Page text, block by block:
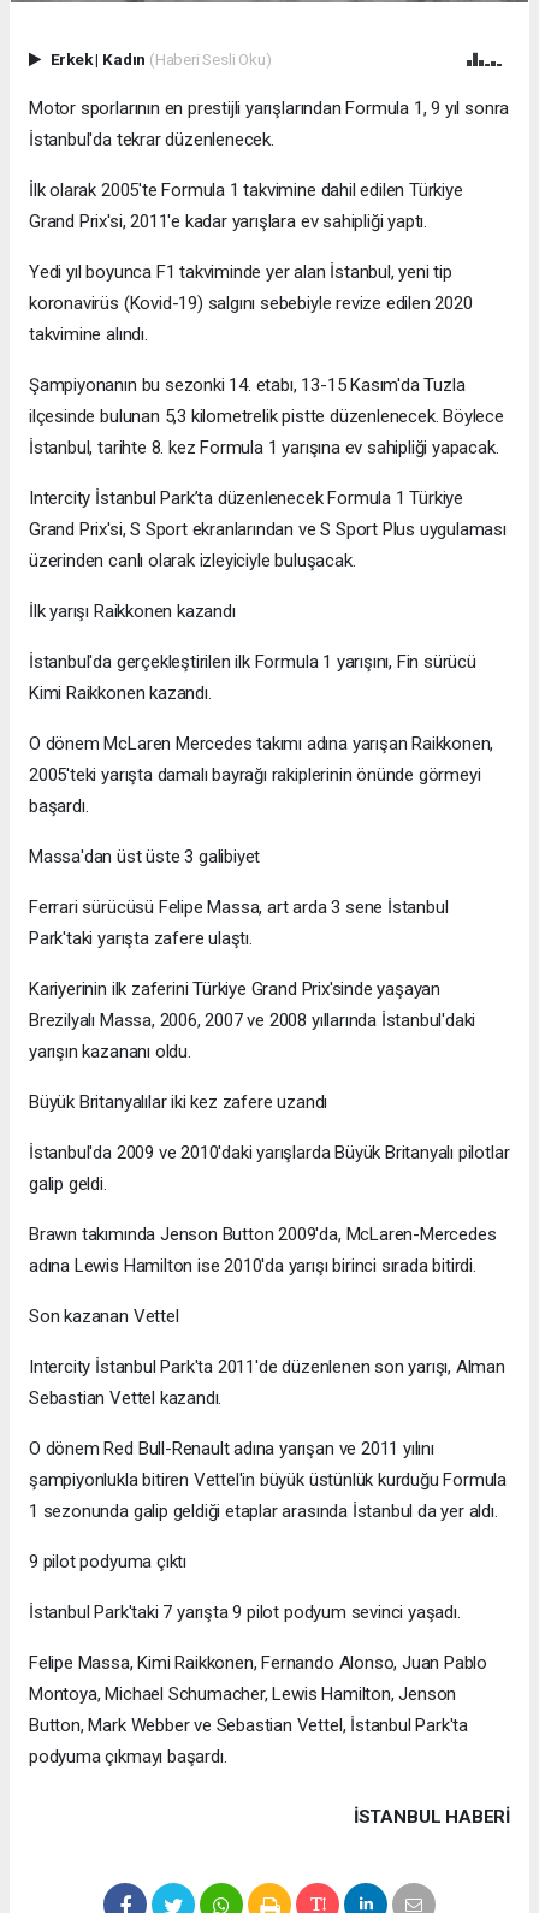
Erkek| Kadın (Haberi Sesli Oku)
Motor sporlarının en prestijli yarışlarından Formula 1, 9 yıl sonra
İstanbul'da tekrar düzenlenecek.
İlk olarak 2005'te Formula 1 takvimine dahil edilen Türkiye
Grand Prix'si, 2011'e kadar yarışlara ev sahipliği yaptı.
Yedi yıl boyunca F1 takviminde yer alan İstanbul, yeni tip
koronavirüs (Kovid-19) salgını sebebiyle revize edilen 2020
takvimine alındı.
Şampiyonanın bu sezonki 14. etabı, 13-15 Kasım'da Tuzla
ilçesinde bulunan 5,3 kilometrelik pistte düzenlenecek. Böylece
İstanbul, tarihte 8. kez Formula 1 yarışına ev sahipliği yapacak.
Intercity İstanbul Park’ta düzenlenecek Formula 1 Türkiye
Grand Prix'si, S Sport ekranlarından ve S Sport Plus uygulaması
üzerinden canlı olarak izleyiciyle buluşacak.
İlk yarışı Raikkonen kazandı
İstanbul'da gerçekleştirilen ilk Formula 1 yarışını, Fin sürücü
Kimi Raikkonen kazandı.
O dönem McLaren Mercedes takımı adına yarışan Raikkonen,
2005'teki yarışta damalı bayrağı rakiplerinin önünde görmeyi
başardı.
Massa'dan üst üste 3 galibiyet
Ferrari sürücüsü Felipe Massa, art arda 3 sene İstanbul
Park'taki yarışta zafere ulaştı.
Kariyerinin ilk zaferini Türkiye Grand Prix'sinde yaşayan
Brezilyalı Massa, 2006, 2007 ve 2008 yıllarında İstanbul'daki
yarışın kazananı oldu.
Büyük Britanyalılar iki kez zafere uzandı
İstanbul'da 2009 ve 2010'daki yarışlarda Büyük Britanyalı pilotlar
galip geldi.
Brawn takımında Jenson Button 2009'da, McLaren-Mercedes
adına Lewis Hamilton ise 2010'da yarışı birinci sırada bitirdi.
Son kazanan Vettel
Intercity İstanbul Park'ta 2011'de düzenlenen son yarışı, Alman
Sebastian Vettel kazandı.
O dönem Red Bull-Renault adına yarışan ve 2011 yılını
şampiyonlukla bitiren Vettel'in büyük üstünlük kurduğu Formula
1 sezonunda galip geldiği etaplar arasında İstanbul da yer aldı.
9 pilot podyuma çıktı
İstanbul Park'taki 7 yarışta 9 pilot podyum sevinci yaşadı.
Felipe Massa, Kimi Raikkonen, Fernando Alonso, Juan Pablo
Montoya, Michael Schumacher, Lewis Hamilton, Jenson
Button, Mark Webber ve Sebastian Vettel, İstanbul Park'ta
podyuma çıkmayı başardı.
İSTANBUL HABERİ